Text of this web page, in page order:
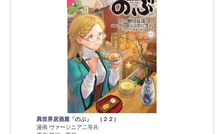
異世界居酒屋「のぶ」 （２２）
漫画 ヴァージニア二等兵